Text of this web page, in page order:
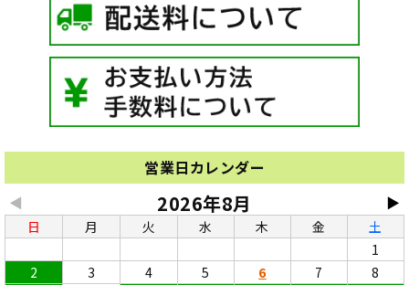
営業日カレンダー
◀ ▶
2026年8月
日 月 火 水 木 金
土
1
2
3 4 5 6 7 8